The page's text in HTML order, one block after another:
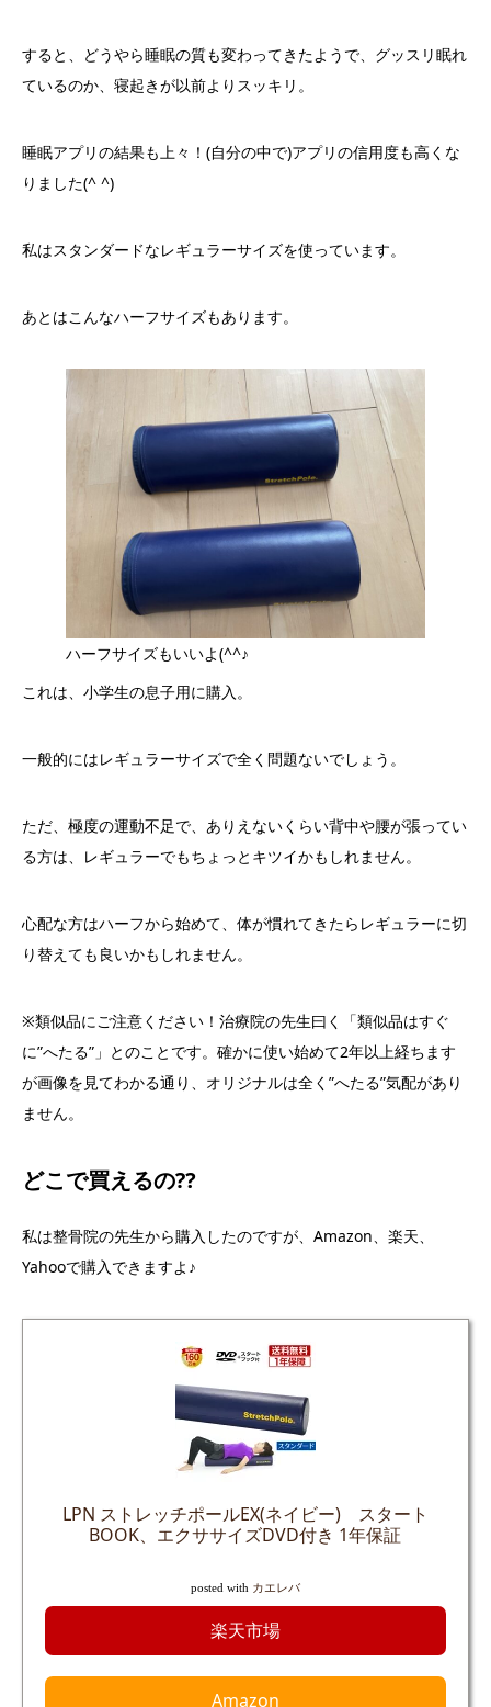
すると、どうやら睡眠の質も変わってきたようで、グッスリ眠れ
ているのか、寝起きが以前よりスッキリ。
睡眠アプリの結果も上々！(自分の中で)アプリの信用度も高くな
りました(^ ^)
私はスタンダードなレギュラーサイズを使っています。
あとはこんなハーフサイズもあります。
ハーフサイズもいいよ(^^♪
これは、小学生の息子用に購入。
一般的にはレギュラーサイズで全く問題ないでしょう。
ただ、極度の運動不足で、ありえないくらい背中や腰が張ってい
る方は、レギュラーでもちょっとキツイかもしれません。
心配な方はハーフから始めて、体が慣れてきたらレギュラーに切
り替えても良いかもしれません。
※類似品にご注意ください！治療院の先生曰く「類似品はすぐ
に”へたる”」とのことです。確かに使い始めて2年以上経ちます
が画像を見てわかる通り、オリジナルは全く”へたる”気配があり
ません。
どこで買えるの⁇
私は整骨院の先生から購入したのですが、Amazon、楽天、
Yahooで購入できますよ♪
LPN ストレッチポールEX(ネイビー) スタート
BOOK、エクササイズDVD付き 1年保証
posted with カエレバ
楽天市場
Amazon